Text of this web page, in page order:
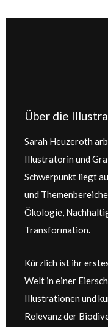
Über die
Sarah Heuzeroth
Illustratorin und
Schwerpunkt liegt
und
Ökologie,
Transformation.
Kürzlich ist ihr
Welt in einer
Illustrationen und
Relevanz der